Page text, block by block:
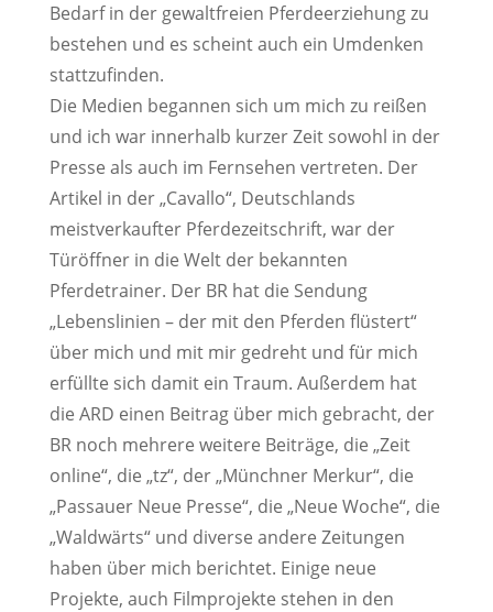
Bedarf in der gewaltfreien Pferdeerziehung zu
bestehen und es scheint auch ein Umdenken
stattzufinden.
Die Medien begannen sich um mich zu reißen
und ich war innerhalb kurzer Zeit sowohl in der
Presse als auch im Fernsehen vertreten. Der
Artikel in der „Cavallo“, Deutschlands
meistverkaufter Pferdezeitschrift, war der
Türöffner in die Welt der bekannten
Pferdetrainer. Der BR hat die Sendung
„Lebenslinien – der mit den Pferden flüstert“
über mich und mit mir gedreht und für mich
erfüllte sich damit ein Traum. Außerdem hat
die ARD einen Beitrag über mich gebracht, der
BR noch mehrere weitere Beiträge, die „Zeit
online“, die „tz“, der „Münchner Merkur“, die
„Passauer Neue Presse“, die „Neue Woche“, die
„Waldwärts“ und diverse andere Zeitungen
haben über mich berichtet. Einige neue
Projekte, auch Filmprojekte stehen in den